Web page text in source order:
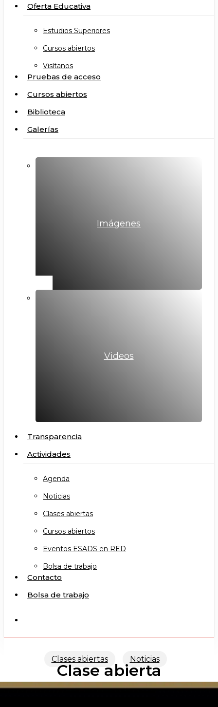
Oferta Educativa
Estudios Superiores
Cursos abiertos
Visítanos
Pruebas de acceso
Cursos abiertos
Biblioteca
Galerías
Imágenes
Videos
Transparencia
Actividades
Agenda
Noticias
Clases abiertas
Cursos abiertos
Eventos ESADS en RED
Bolsa de trabajo
Contacto
Bolsa de trabajo
Clases abiertas Noticias
Clase abierta
PANTOMIMA III (GC)